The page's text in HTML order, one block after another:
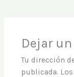
Dejar
Tu dirección
publicada.